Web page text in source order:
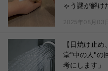
ゃう謎が解け
2025年08月03日
【日焼け止
堂"中の人"の
考にします」